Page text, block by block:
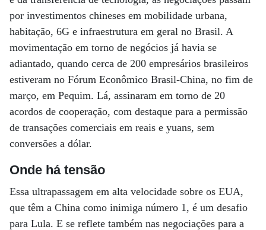
por investimentos chineses em mobilidade urbana,
habitação, 6G e infraestrutura em geral no Brasil. A
movimentação em torno de negócios já havia se
adiantado, quando cerca de 200 empresários brasileiros
estiveram no Fórum Econômico Brasil-China, no fim de
março, em Pequim. Lá, assinaram em torno de 20
acordos de cooperação, com destaque para a permissão
de transações comerciais em reais e yuans, sem
conversões a dólar.
Onde há tensão
Essa ultrapassagem em alta velocidade sobre os EUA,
que têm a China como inimiga número 1, é um desafio
para Lula. E se reflete também nas negociações para a